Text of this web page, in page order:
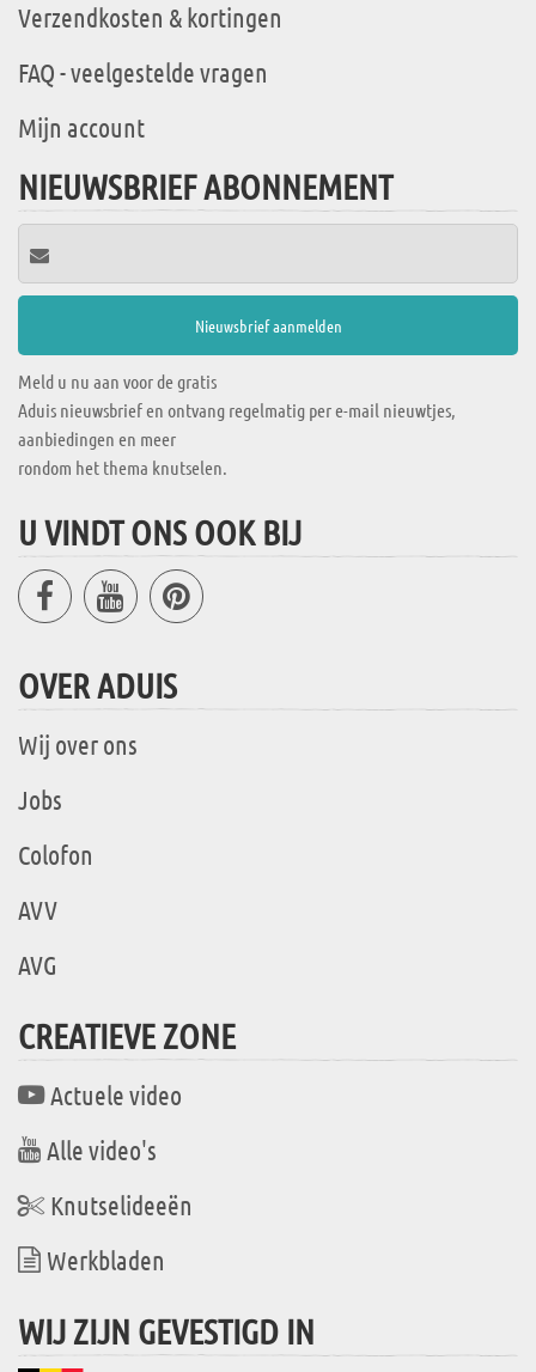
Verzendkosten & kortingen
FAQ - veelgestelde vragen
Mijn account
NIEUWSBRIEF ABONNEMENT
Meld u nu aan voor de gratis
Aduis nieuwsbrief en ontvang regelmatig per e-mail nieuwtjes,
aanbiedingen en meer
rondom het thema knutselen.
U VINDT ONS OOK BIJ
OVER ADUIS
Wij over ons
Jobs
Colofon
AVV
AVG
CREATIEVE ZONE
Actuele video
Alle video's
Knutselideeën
Werkbladen
WIJ ZIJN GEVESTIGD IN